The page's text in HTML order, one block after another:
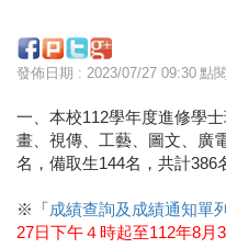
發佈日期 : 2023/07/27 09:30 點
一、本校112學年度進修學
畫、視傳、工藝、圖文、廣
名，備取生144名，共計386
※「成績查詢及成績通知單
27日下午４時起至112年8月